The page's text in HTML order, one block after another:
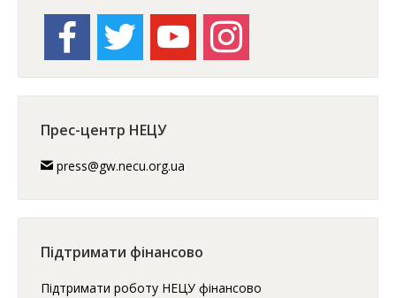
facebook twitter youtube instagram
Прес-центр НЕЦУ
press@gw.necu.org.ua
Підтримати фінансово
Підтримати роботу НЕЦУ фінансово